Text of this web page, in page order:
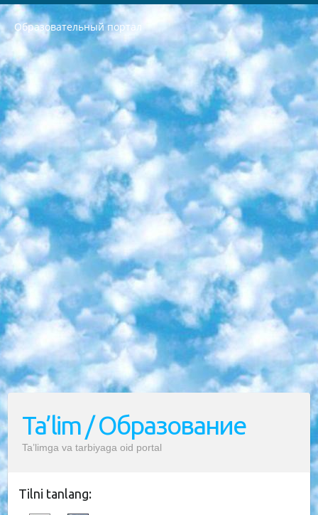
Образовательный портал
РЕСПУБЛИКА УЗБЕКИСТАН МИНИСТРЕРСТВО ДОШКОЛЬНОГО И ШКОЛЬНОГО ОБРАЗОВАНИЯ КОМАНДА в общеобразовательных учреждениях в 2023-2024 учебном году организация и проведение итоговой государственной аттестации обучающихся о Министра дошкольного и школьного образования Республики Узбекистан от 4 марта 2008 года (постановлением Минюста от 20 марта 2008 года № 1778 государственной регистрации) «Итоговое состояние учащихся общего среднего образования на основании положения об утверждении положения об аттестации общего среднего образования выпускной экзамен студентов в образовательных учреждениях в 2023-2024 учебном году В целях организации и прохождения аттестации приказываю: 1. Следующее: перечень предметов, по которым будет проводиться итоговая государственная аттестация и экзамен формы перевода согласно приложению 1; сертификаты международного образца, оценивающие уровень владения иностранными языками перечень согласно приложению 2; 2. Педагогический при специализированных образовательных учреждениях. научно-практический центр квалификации и международной оценки (Д.Давидова) 2024 г. До 25 марта: задания по предметам, по которым будет проводиться итоговая аттестация разработка и утверждение технических условий; итоговая аттестация на основании разработанного предметного задания разработка вопросов по предметам (устно и письменно), экзамен передача; общеобразовательные средние школы и специальные учебные заведения учащиеся выпускных классов школ и интернатов в агентской системе подготовка базы данных экзаменационных материалов и критериев оценки; перевод базы экзаменационных материалов на все языки обучения подать в Республиканский образовательный центр для изготовления; варианты экзаменов на основе разработанных контрольных материалов пусть будут поставлены задачи формирования. 3. Республиканский образовательный центр (Ш.Худайкулов) до 5 апреля 2024 года. до: база данных предоставленных экзаменационных материалов на все языки обучения перевод и экспертиза; для слепых, слабовидящих, глухих, слабослышащих и умственно отсталых детей учащиеся выпускных классов специализированных школ и школ-интернатов база данных экзаменационных материалов на всех преподаваемых языках подготовка критериев оценки; специализированные школы для умственно отсталых детей и технологии для учащихся выпускных классов школ-интернатов разработка соответствующих рекомендаций и критериев проведения ЕГЭ по естествознанию давать задания. 4. Педагогический при специализированных образовательных учреждениях. Научно-практический центр навыков и международной оценки (Д.Давидова), Республика образовательный центр (Худайкулов Ш.) итоговый государственный аттестационный экзамен ориентирован на творческое и логическое мышление при подготовке базы материалов учитывать введение заданий. 5. Следует отметить, что: сертификат государственного образца о знании общеобразовательного предмета и как минимум национальный уровень B1 по предметам на иностранных языках, указанным в Приложении 2. или международно признанный сертификат эквивалентного уровня студенты, изучающие определенный предмет, освобождаются от экзамена; по соответствующим предметам запланирована итоговая государственная аттестация за день до дня, путем жеребьевки Рабочей группой (в письменной форме по предметам, проводимым в форме) из числа сформированных вариантов выбрано 2 варианта; 2 выбранных варианта экзамена анонсированы на официальном сайте министерства и все выпускники по всей стране на основе этих вариантов проводит итоговую государственную аттестацию. 6. Государственное образование учащихся средних общеобразовательных учреждений. знания в соответствии с квалификационными требованиями, которые необходимо приобрести на основании стандартов итоговый (выпускной) контроль для 9 и 11 классов в целях тестирования Экзамены (далее – экзамены) состоят из предметов, перечисленных в приложении 1. будет сделано. 7. Экзамены пройдут с 26 мая по 15 июня 2024 г. (кроме науки физического воспитания). 8. Физическая для учащихся 9 классов общесредних образовательных учреждений. Экзамены по предмету «Образование, квалификация медицина» 1-6 мая 2024 года. сотрудники перевести под присмотр (с отклонениями в физическом или умственном развитии) специализированная школа для детей, школы-интернаты и со сколиозом школы-интернаты санаторного типа для больных детей исключены). 9. Он был слепым, слабовидящим и имел нарушения опорно-двигательного аппарата. экзамены в специализированных школах и интернатах для детей должны проводиться исходя из требований, предъявляемых к общеобразовательным учреждениям (физкультура кроме науки). 10. Специализированная школа для глухих и слабослышащих детей. и экзамены в интернатах и быть реализован в виде письменного теста по математике. 11. Специальность для умственно отсталых детей. Для 9 класса Родной язык и литературное письмо Государственный язык (язык обучения – узбекский). для неклассов) написано Математическое письмо Письменная/устная история Узбекистана Физическое воспитание практично Итоговый контроль Для 11 класса Написание родного языка и литературы (эссе) Математическое письмо Узбекский язык (обучение на узбекском языке) не посещающее общее среднее образование для учреждений)/Образовательное учреждение выбор письменный и устный Иностранный язык письменный/устный Письменная/устная история Узбекистана *По выбору студента:  Химия  Физика  Основы государственного права  География 10 бесплатных образовательных ресурсов - Мы составили подборку онлайн-проектов с интерактивными упражнениями, видеолекциями и статьями. Они помогут вам обрести новые и освежить старые знания бесплатно. 1. «ИНТУИТ» Старейшая образовательная площадка Рунета. Здесь вы найдёте сотни текстовых и видеокурсов на десятки различных тем — от программирования до психологии. Многие курсы подготовлены российскими университетами и крупными международными компаниями вроде Intel и Microsoft. Самостоятельное обучение бесплатное, но желающие могут оплатить услуги персональных наставников. 2. «Смартия» знакомит с актуальными профессиями и подсказывает, как им обучаться. Выбрав заинтересовавшую вас специальность — SMM-специалист, фотограф, веб-дизайнер или другую, — увидите список необходимых для неё умений. Чтобы вы могли освоить их самостоятельно, для каждого умения площадка отображает подборку ссылок на учебные материалы. Хотя «Смартия» ориентируется на русскоязычную аудиторию, часть контента всё же доступна только на английском. 3. «Лекторий Физтеха» Проект Московского физико-технического института (Физтеха). С его помощью вы можете смотреть онлайн серии лекций, записанные на видео в этом вузе. В числе доступных предметов — физика, биология, химия, информационные технологии и другие. К некоторым лекциям администрация ресурса прилагает готовые конспекты, которые можно скачивать в PDF-формате. 4. ITMOcourses Онлайн-площадка Санкт-Петербургского национального исследовательского университета информационных технологий, механики и оптики (ИТМО). Ресурс предоставляет свободный доступ к курсам, разработанным в этом вузе. Каталог материалов разбит на четыре категории: «Оптические системы и технологии», «Приборостроение и робототехника», «Информационные технологии» и «Биотехнологии». Курсы состоят из видеолекций, интерактивных демонстраций и заданий. 5. «КиберЛенинка» Электронная научная библиотека открытого доступа. Каталог площадки регулярно обрастает текстами статей из различных научных изданий. Сгруппированные по журналам и рубрикам публикации можно читать онлайн или скачивать целиком в PDF-формате. Проект нацелен на популяризацию науки за счёт открытого доступа к качественной информации. 6. «ПостНаука» На этом ресурсе публикуют подборки видеолекций, составленные экспертами из разных отраслей и объединённые общими темами. Среди них, к примеру, есть серии «Биоинформатика и геномика», «Культура средневековой Скандинавии» и Cinema Studies о теории кино. Каждая подборка лекций — логически связанная история, рассказанная экспертом от первого лица. Кроме того, на сайте появляются научно-образовательные статьи и тесты на разные темы. 7. «Newочём» Команда проекта «Newочём» отбирает самые интересные тексты из англоязычных СМИ и переводит те из них, за которые голосуют участники сообщества «ВКонтакте». По большей части это научно-популярные статьи. Редакторы придумывают лишь заголовки, в остальном содержание переводов соответствует оригиналам. Полные тексты можно читать прямо в социальной сети. 8. InternetUrok Онлайн-база материалов по основным дисциплинам школьной программы. Информация на сайте структурирована по классам, предметам и темам (урокам). Каждый урок состоит из видеолекций и конспектов. Есть также интерактивные тренажёры и тесты для закрепления пройденного материала. Даже если вы давно окончили школу, возможность повторить программу старших классов всегда может пригодиться. 9. Edutainme Ещё один ресурс об образовании. В отличие от Newtonew, как мне кажется, Edutainme больше ориентируется на представителей индустрии: педагогов, предпринимателей, разработчиков образовательных проектов. Но и любой, кто просто стремится к саморазвитию, найдёт на сайте много полезного и интересного для себя. Например, информацию о новых курсах и образовательных сервисах. 10. Newtonew Онлайн-медиа об образовании и обучении в широком смысле. Авторы Newtonew пишут об инструментах, заведениях, тактиках и стратегиях, которые помогают учить других и получать новые знания самостоятельно. На этой площадке вы найдёте новости, обзоры, аналитические мат
Ta’lim / Образование
Ta’limga va tarbiyaga oid portal
Tilni tanlang: